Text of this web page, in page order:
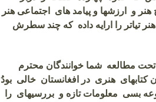
هنر و ارزشها و پیامد های اجتماعی هنر
تیاتر را ارایه داده که چند سطرش
تحت مطالعه شما خوانندگان محترم
کتابهای هنری در افغانستان خالی بودُ
بسی معلومات تازه و بررسیهای را